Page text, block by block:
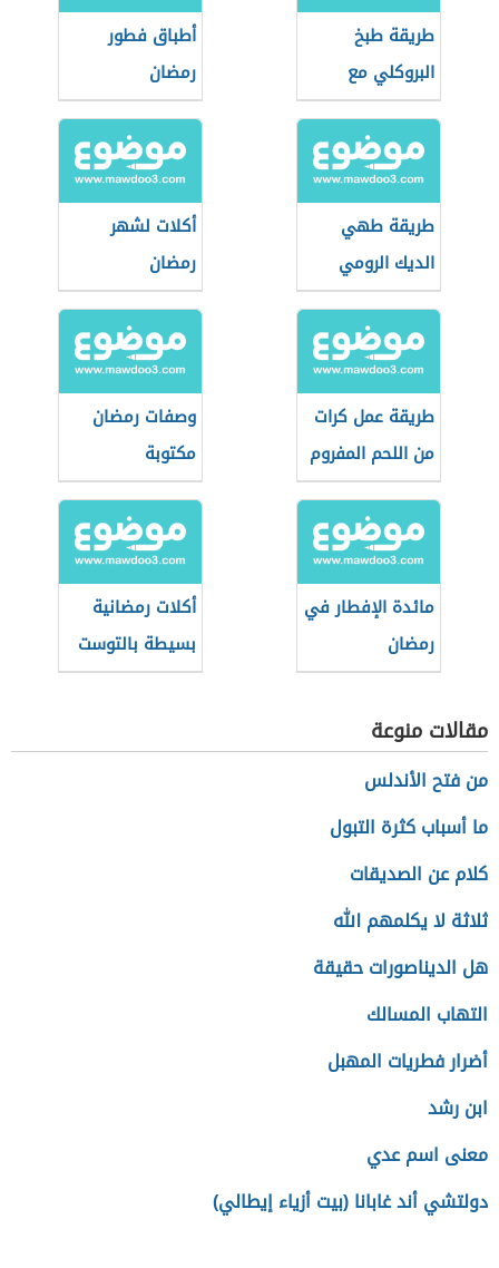
طريقة طبخ
البروكلي مع
الدجاج
أطباق فطور
رمضان
طريقة طهي
الديك الرومي
أكلات لشهر
رمضان
طريقة عمل كرات
من اللحم المفروم
وصفات رمضان
مكتوبة
مائدة الإفطار في
رمضان
أكلات رمضانية
بسيطة بالتوست
مقالات منوعة
من فتح الأندلس
ما أسباب كثرة التبول
كلام عن الصديقات
ثلاثة لا يكلمهم الله
هل الديناصورات حقيقة
التهاب المسالك
أضرار فطريات المهبل
ابن رشد
معنى اسم عدي
دولتشي أند غابانا (بيت أزياء إيطالي)